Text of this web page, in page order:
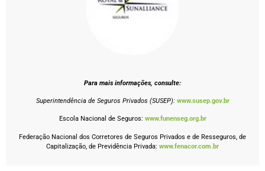
Para mais informações, consulte:
Superintendência de Seguros Privados (SUSEP): www.susep.gov.br
Escola Nacional de Seguros: www.funenseg.org.br
Federação Nacional dos Corretores de Seguros Privados e de Resseguros, de
Capitalização, de Previdência Privada: www.fenacor.com.br